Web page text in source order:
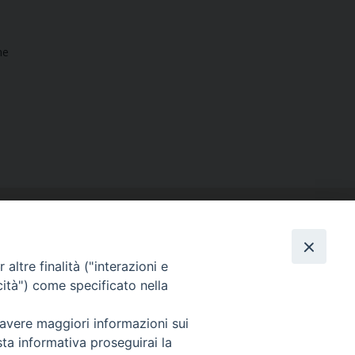
Facebook
Instagram
X YouTube
altre finalità ("interazioni e
come specificato nella
maggiori informazioni sui
informativa proseguirai la